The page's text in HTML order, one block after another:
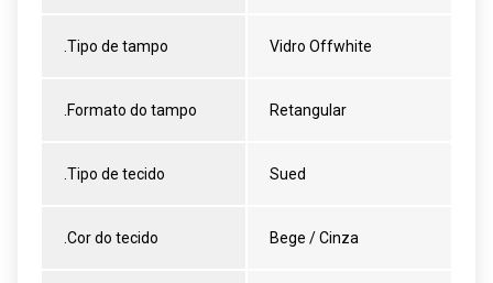
.Tipo de tampo Vidro Offwhite
.Formato do tampo Retangular
.Tipo de tecido Sued
.Cor do tecido Bege / Cinza